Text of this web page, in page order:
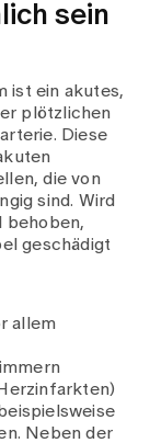
sein
ist ein akutes,
plötzlichen
Diese
die von
sind. Wird
behoben,
geschädigt
allem
Neben der